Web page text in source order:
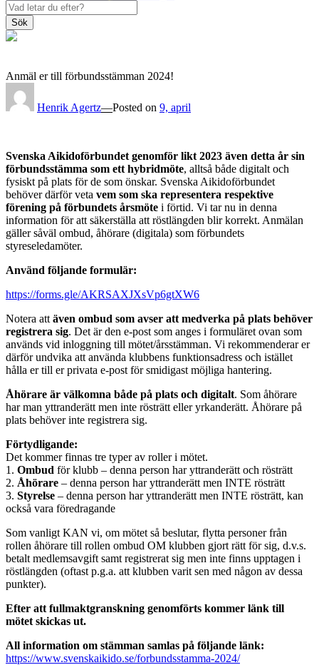
Sök
Anmäl er till förbundsstämman 2024!
Henrik Agertz—Posted on 9, april
Svenska Aikidoförbundet genomför likt 2023 även detta år sin
förbundsstämma som ett hybridmöte, alltså både digitalt och
fysiskt på plats för de som önskar. Svenska Aikidoförbundet
behöver därför veta vem som ska representera respektive
förening på förbundets årsmöte i förtid. Vi tar nu in denna
information för att säkerställa att röstlängden blir korrekt. Anmälan
gäller såväl ombud, åhörare (digitala) som förbundets
styreseledamöter.
Använd följande formulär:
https://forms.gle/AKRSAXJXsVp6gtXW6
Notera att även ombud som avser att medverka på plats behöver
registrera sig. Det är den e-post som anges i formuläret ovan som
används vid inloggning till mötet/årsstämman. Vi rekommenderar er
därför undvika att använda klubbens funktionsadress och istället
hålla er till er privata e-post för smidigast möjliga hantering.
Åhörare är välkomna både på plats och digitalt. Som åhörare
har man yttranderätt men inte rösträtt eller yrkanderätt. Åhörare på
plats behöver inte registrera sig.
Förtydligande:
Det kommer finnas tre typer av roller i mötet.
1. Ombud för klubb – denna person har yttranderätt och rösträtt
2. Åhörare – denna person har yttranderätt men INTE rösträtt
3. Styrelse – denna person har yttranderätt men INTE rösträtt, kan
också vara föredragande
Som vanligt KAN vi, om mötet så beslutar, flytta personer från
rollen åhörare till rollen ombud OM klubben gjort rätt för sig, d.v.s.
betalt medlemsavgift samt registrerat sig men inte finns upptagen i
röstlängden (oftast p.g.a. att klubben varit sen med någon av dessa
punkter).
Efter att fullmaktgranskning genomförts kommer länk till
mötet skickas ut.
All information om stämman samlas på följande länk:
https://www.svenskaikido.se/forbundsstamma-2024/